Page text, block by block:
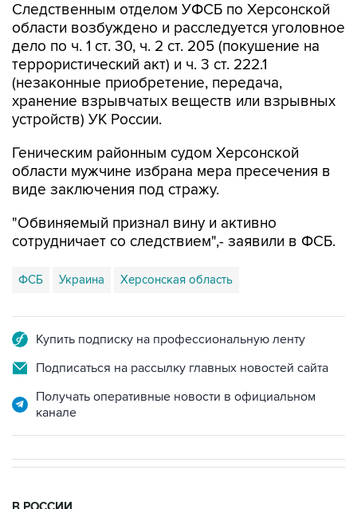
Следственным отделом УФСБ по Херсонской
области возбуждено и расследуется уголовное
дело по ч. 1 ст. 30, ч. 2 ст. 205 (покушение на
террористический акт) и ч. 3 ст. 222.1
(незаконные приобретение, передача,
хранение взрывчатых веществ или взрывных
устройств) УК России.
Геническим районным судом Херсонской
области мужчине избрана мера пресечения в
виде заключения под стражу.
"Обвиняемый признал вину и активно
сотрудничает со следствием",- заявили в ФСБ.
ФСБ Украина Херсонская область
Купить подписку на профессиональную ленту
Подписаться на рассылку главных новостей сайта
Получать оперативные новости в официальном
канале